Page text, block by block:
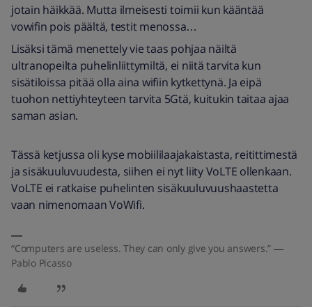
jotain häikkää. Mutta ilmeisesti toimii kun kääntää
vowifin pois päältä, testit menossa…
Lisäksi tämä menettely vie taas pohjaa näiltä
ultranopeilta puhelinliittymiltä, ei niitä tarvita kun
sisätiloissa pitää olla aina wifiin kytkettynä. Ja eipä
tuohon nettiyhteyteen tarvita 5Gtä, kuitukin taitaa ajaa
saman asian.
Tässä ketjussa oli kyse mobiililaajakaistasta, reitittimestä
ja sisäkuuluvuudesta, siihen ei nyt liity VoLTE ollenkaan.
VoLTE ei ratkaise puhelinten sisäkuuluvuushaastetta
vaan nimenomaan VoWifi.
“Computers are useless. They can only give you answers.” ―
Pablo Picasso